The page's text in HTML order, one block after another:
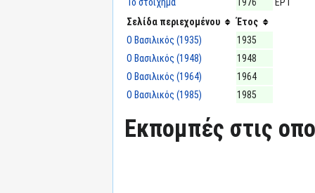
Σελίδα περιεχομένου
Έτος
Ο Βασιλικός (1935)
1935
Ο Βασιλικός (1948)
1948
Ο Βασιλικός (1964)
1964
Ο Βασιλικός (1985)
1985
Εκπομπές στις